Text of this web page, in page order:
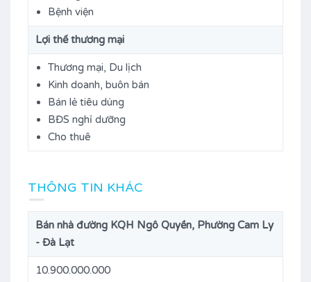
Bệnh viện
Lợi thế thương mại
Thương mại, Du lịch
Kinh doanh, buôn bán
Bán lẻ tiêu dùng
BĐS nghỉ dưỡng
Cho thuê
THÔNG TIN KHÁC
Bán nhà đường KQH Ngô Quyền, Phường Cam Ly
- Đà Lạt
10.900.000.000